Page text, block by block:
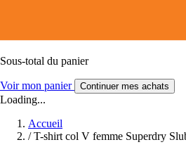
Sous-total du panier
Voir mon panier Continuer mes achats
Loading...
Accueil
/ T-shirt col V femme Superdry